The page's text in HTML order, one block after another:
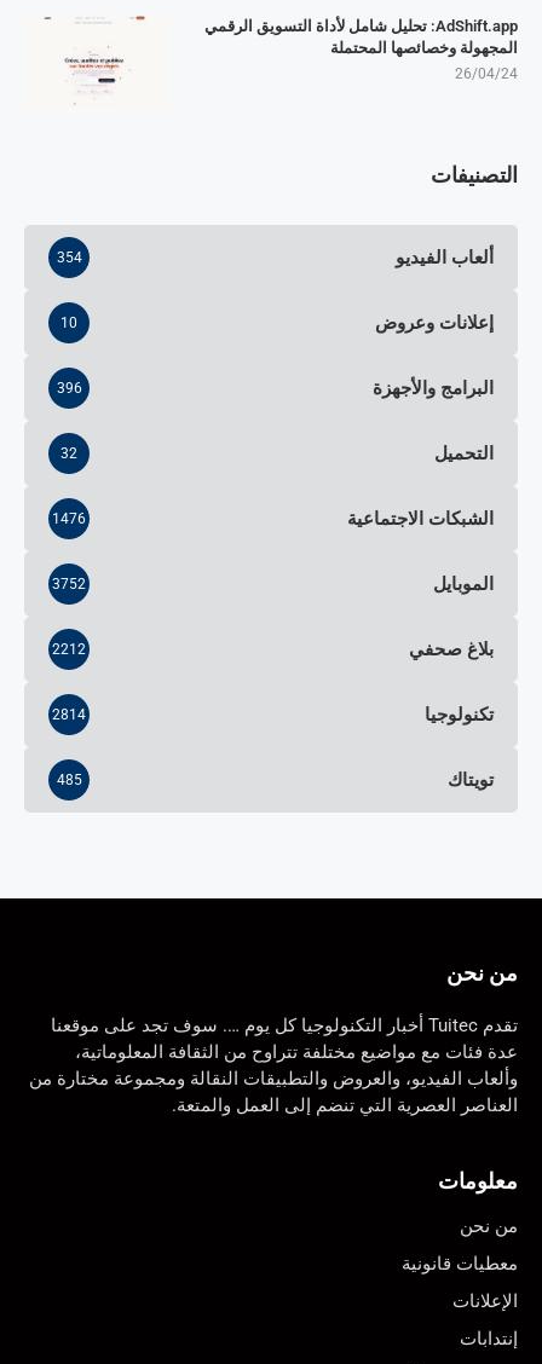
AdShift.app: تحليل شامل لأداة التسويق الرقمي
المجهولة وخصائصها المحتملة
26/04/24
التصنيفات
ألعاب الفيديو 354
إعلانات وعروض 10
البرامج والأجهزة 396
التحميل 32
الشبكات الاجتماعية 1476
الموبايل 3752
بلاغ صحفي 2212
تكنولوجيا 2814
تويتاك 485
من نحن
تقدم Tuitec أخبار التكنولوجيا كل يوم …. سوف تجد على موقعنا
عدة فئات مع مواضيع مختلفة تتراوح من الثقافة المعلوماتية،
وألعاب الفيديو، والعروض والتطبيقات النقالة ومجموعة مختارة من
العناصر العصرية التي تنضم إلى العمل والمتعة.
معلومات
من نحن
معطيات قانونية
الإعلانات
إنتدابات